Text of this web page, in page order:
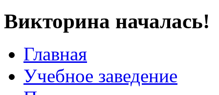
Викторина началась!
Главная
Учебное заведение